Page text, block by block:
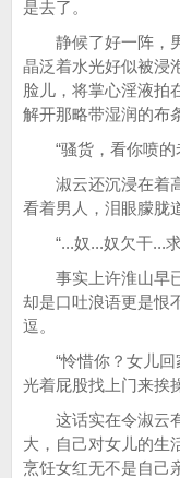
是去了。
静候了好一阵，男
晶泛着水光好似被浸
脸儿，将掌心淫液拍
解开那略带湿润的布
“骚货，看你喷的
淑云还沉浸在着高
看着男人，泪眼朦胧
“...奴...奴欠干...求
事实上许淮山早已
却是口吐浪语更是恨
逗。
“怜惜你？女儿回
光着屁股找上门来挨
这话实在令淑云有
大，自己对女儿的生
烹饪女红无不是自己